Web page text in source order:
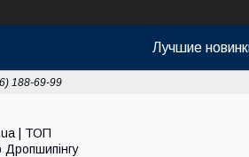
Лучшие
188-69-99
| ТОП
Дропшипінгу